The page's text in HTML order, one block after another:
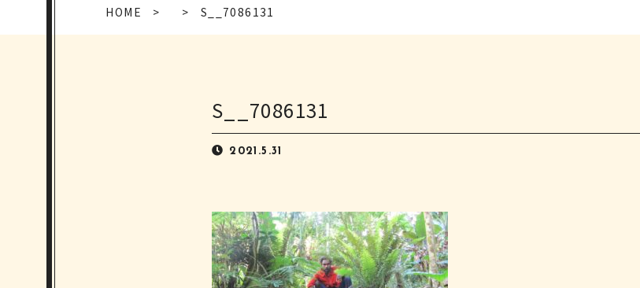
HOME S__7086131
S__7086131
2021.5.31